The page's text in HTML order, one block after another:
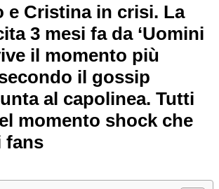
e Cristina in crisi. La
3 mesi fa da ‘Uomini
il momento più
il gossip
al capolinea. Tutti
momento shock che
fans